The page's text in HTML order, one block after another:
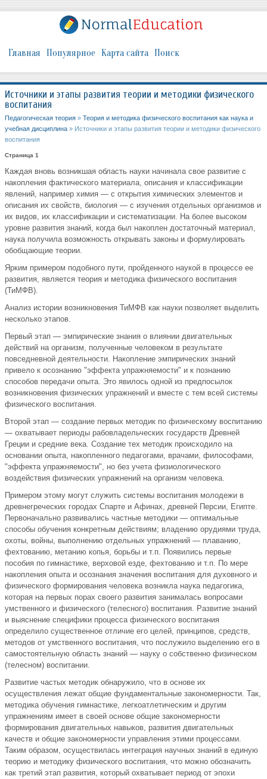
Главная Популярное Карта сайта Поиск
Источники и этапы развития теории и методики физического
воспитания
Педагогическая теория » Теория и методика физического воспитания как наука и
учебная дисциплина » Источники и этапы развития теории и методики физического
воспитания
Страница 1
Каждая вновь возникшая область науки начинала свое развитие с
накопления фактического материала, описания и классификации
явлений, например химия — с открытия химических элементов и
описания их свойств, биология — с изучения отдельных организмов и
их видов, их классификации и систематизации. На более высоком
уровне развития знаний, когда был накоплен достаточный материал,
наука получила возможность открывать законы и формулировать
обобщающие теории.
Ярким примером подобного пути, пройденного наукой в процессе ее
развития, является теория и методика физического воспитания
(ТиМФВ).
Анализ истории возникновения ТиМФВ как науки позволяет выделить
несколько этапов.
Первый этап — эмпирические знания о влиянии двигательных
действий на организм, полученные человеком в результате
повседневной деятельности. Накопление эмпирических знаний
привело к осознанию "эффекта упражняемости" и к познанию
способов передачи опыта. Это явилось одной из предпосылок
возникновения физических упражнений и вместе с тем всей системы
физического воспитания.
Второй этап — создание первых методик по физическому воспитанию
— охватывает периоды рабовладельческих государств Древней
Греции и средние века. Создание тех методик происходило на
основании опыта, накопленного педагогами, врачами, философами,
"эффекта упражняемости", но без учета физиологического
воздействия физических упражнений на организм человека.
Примером этому могут служить системы воспитания молодежи в
древнегреческих городах Спарте и Афинах, древней Персии, Египте.
Первоначально развивались частные методики — оптимальные
способы обучения конкретным действиям; владению орудиями труда,
охоты, войны, выполнению отдельных упражнений — плаванию,
фехтованию, метанию копья, борьбы и т.п. Появились первые
пособия по гимнастике, верховой езде, фехтованию и т.п. По мере
накопления опыта и осознания значения воспитания для духовного и
физического формирования человека возникла наука педагогика,
которая на первых порах своего развития занималась вопросами
умственного и физического (телесного) воспитания. Развитие знаний
и выяснение специфики процесса физического воспитания
определило существенное отличие его целей, принципов, средств,
методов от умственного воспитания, что послужило выделению его в
самостоятельную область знаний — науку о собственно физическом
(телесном) воспитании.
Развитие частых методик обнаружило, что в основе их
осуществления лежат общие фундаментальные закономерности. Так,
методика обучения гимнастике, легкоатлетическим и другим
упражнениям имеет в своей основе общие закономерности
формирования двигательных навыков, развития двигательных
качеств и общие закономерности управления этими процессами.
Таким образом, осуществилась интеграция научных знаний в единую
теорию и методику физического воспитания, что можно обозначить
как третий этап развития, который охватывает период от эпохи